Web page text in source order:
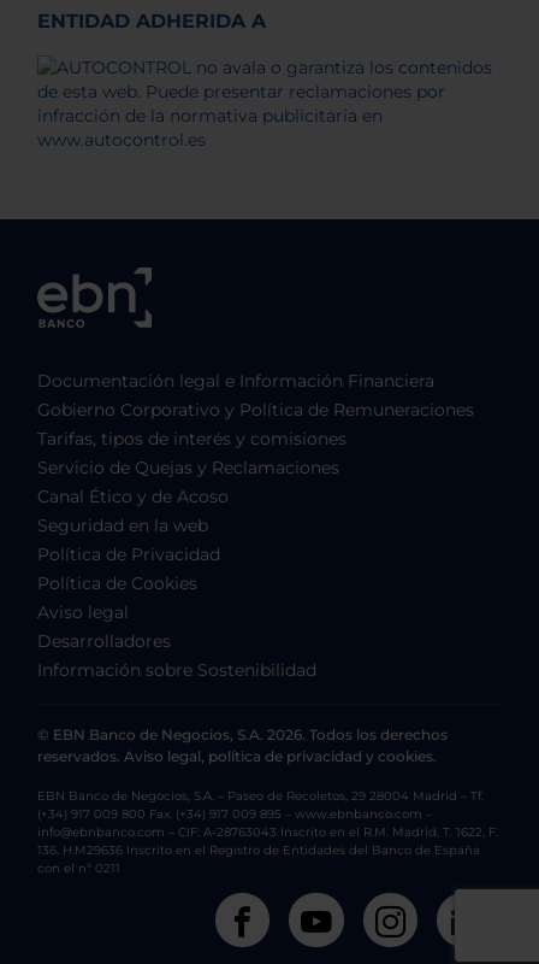
ENTIDAD ADHERIDA A
Documentación legal e Información Financiera
Gobierno Corporativo y Política de Remuneraciones
Tarifas, tipos de interés y comisiones
Servicio de Quejas y Reclamaciones
Canal Ético y de Acoso
Seguridad en la web
Política de Privacidad
Política de Cookies
Aviso legal
Desarrolladores
Información sobre Sostenibilidad
© EBN Banco de Negocios, S.A. 2026. Todos los derechos
reservados. Aviso legal, política de privacidad y cookies.
EBN Banco de Negocios, S.A. – Paseo de Recoletos, 29 28004 Madrid – Tf.
(+34) 917 009 800 Fax. (+34) 917 009 895 – www.ebnbanco.com –
info@ebnbanco.com – CIF: A-28763043 Inscrito en el R.M. Madrid, T. 1622, F.
136, H.M29636 Inscrito en el Registro de Entidades del Banco de España
con el nº 0211